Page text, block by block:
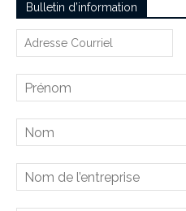
Bulletin d’information